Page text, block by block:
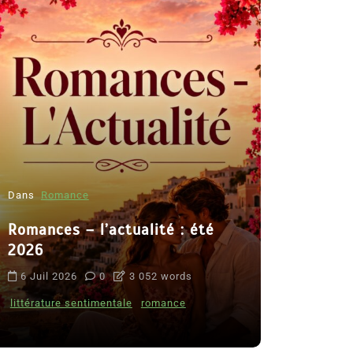
Dans Romance
Romances – l’actualité : été
2026
6 Juil 2026 0 3 052 words
littérature sentimentale romance